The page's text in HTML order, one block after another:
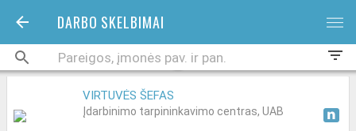
DARBO SKELBIMAI bars
filter_list
VIRTUVĖS ŠEFAS
Įdarbinimo tarpininkavimo centras, UAB